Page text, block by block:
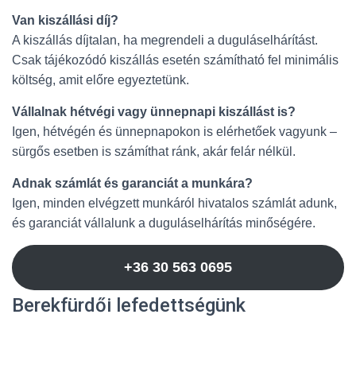
Van kiszállási díj?
A kiszállás díjtalan, ha megrendeli a duguláselhárítást.
Csak tájékozódó kiszállás esetén számítható fel minimális
költség, amit előre egyeztetünk.
Vállalnak hétvégi vagy ünnepnapi kiszállást is?
Igen, hétvégén és ünnepnapokon is elérhetőek vagyunk –
sürgős esetben is számíthat ránk, akár felár nélkül.
Adnak számlát és garanciát a munkára?
Igen, minden elvégzett munkáról hivatalos számlát adunk,
és garanciát vállalunk a duguláselhárítás minőségére.
+36 30 563 0695
Berekfürdői lefedettségünk